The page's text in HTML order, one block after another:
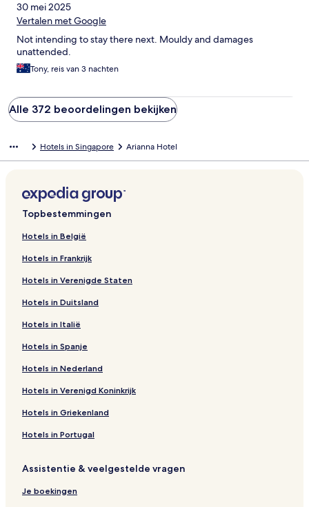
30 mei 2025
Vertalen met Google
Not intending to stay there next. Mouldy and damages
unattended.
Tony, reis van 3 nachten
Alle 372 beoordelingen bekijken
Hotels in Singapore Arianna Hotel
Topbestemmingen
Hotels in België
Hotels in Frankrijk
Hotels in Verenigde Staten
Hotels in Duitsland
Hotels in Italië
Hotels in Spanje
Hotels in Nederland
Hotels in Verenigd Koninkrijk
Hotels in Griekenland
Hotels in Portugal
Assistentie & veelgestelde vragen
Je boekingen